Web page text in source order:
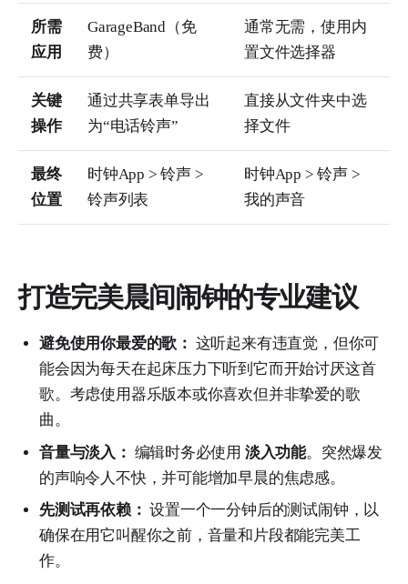
所需
应用
GarageBand（免
费）
通常无需，使用内
置文件选择器
关键
操作
通过共享表单导出
为“电话铃声”
直接从文件夹中选
择文件
最终
位置
时钟App > 铃声 >
铃声列表
时钟App > 铃声 >
我的声音
打造完美晨间闹钟的专业建议
避免使用你最爱的歌： 这听起来有违直觉，但你可
能会因为每天在起床压力下听到它而开始讨厌这首
歌。考虑使用器乐版本或你喜欢但并非挚爱的歌
曲。
音量与淡入： 编辑时务必使用 淡入功能。突然爆发
的声响令人不快，并可能增加早晨的焦虑感。
先测试再依赖： 设置一个一分钟后的测试闹钟，以
确保在用它叫醒你之前，音量和片段都能完美工
作。